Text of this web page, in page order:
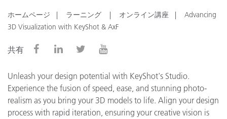
ホームページ ラーニング オンライン講座
Advancing
3D Visualization with KeyShot & AxF
共有
Unleash your design potential with KeyShot's Studio.
Experience the fusion of speed, ease, and stunning photo-
realism as you bring your 3D models to life. Align your design
process with rapid iteration, ensuring your creative vision is